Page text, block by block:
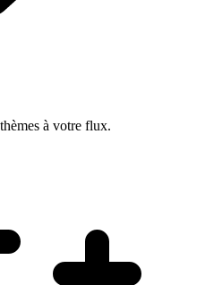
à votre flux.